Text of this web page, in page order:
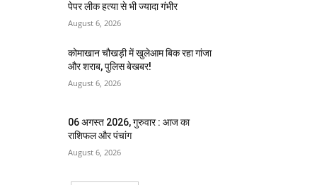
पेपर लीक हत्या से भी ज्यादा गंभीर
August 6, 2026
कोमाखान चौखड़ी में खुलेआम बिक रहा गांजा
और शराब, पुलिस बेखबर!
August 6, 2026
06 अगस्त 2026, गुरुवार : आज का
राशिफल और पंचांग
August 6, 2026